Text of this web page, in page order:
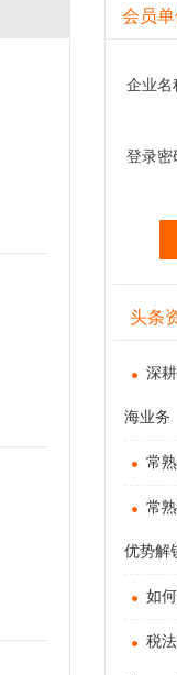
会员
企业名
登录密
头条
深
海业务
常
常
优势解
如
税